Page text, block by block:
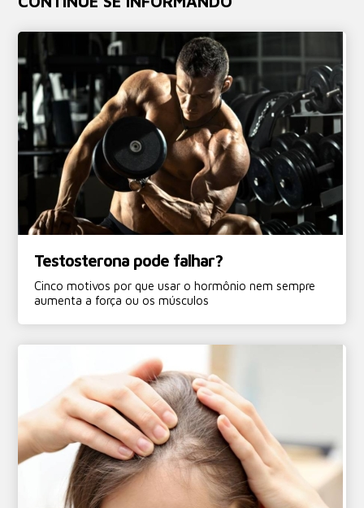
Testosterona pode falhar?
Cinco motivos por que usar o hormônio nem sempre
aumenta a força ou os músculos